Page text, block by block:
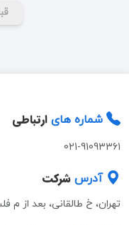
شماره های ارتباطی
021-91093361
آدرس شرکت
تهران، خ طالقانی، بعد از م